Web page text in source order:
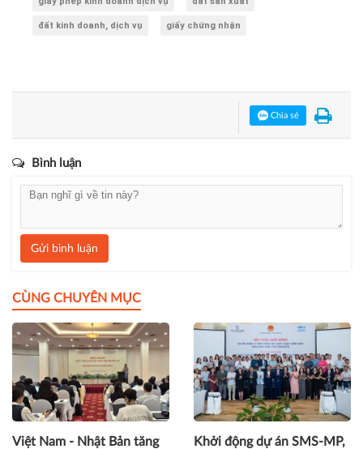
đất kinh doanh, dịch vụ giấy chứng nhận
Chia sẻ
Bình luận
Gửi bình luận
CÙNG CHUYÊN MỤC
Việt Nam - Nhật Bản tăng
Khởi động dự án SMS-MP,